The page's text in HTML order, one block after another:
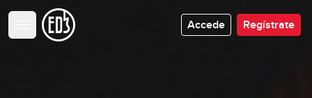
Accede Regístrate